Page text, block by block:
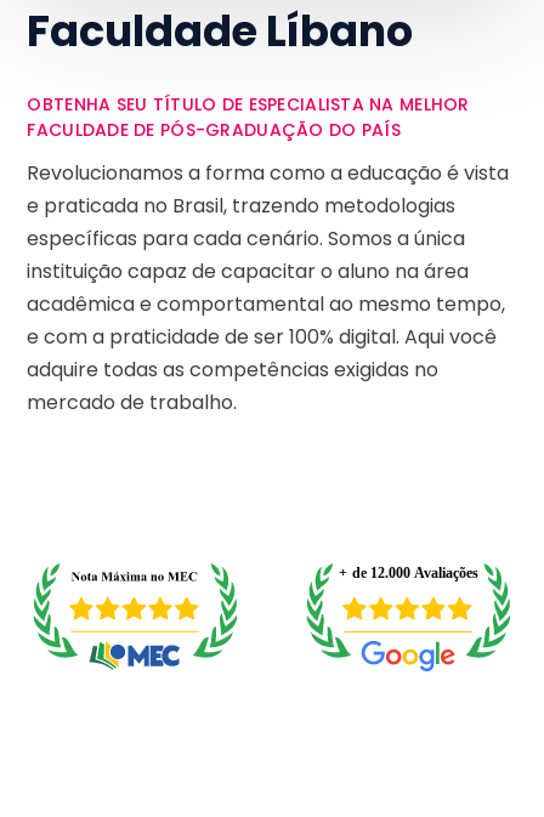
Faculdade Líbano
OBTENHA SEU TÍTULO DE ESPECIALISTA NA MELHOR
FACULDADE DE PÓS-GRADUAÇÃO DO PAÍS
Revolucionamos a forma como a educação é vista
e praticada no Brasil, trazendo metodologias
específicas para cada cenário. Somos a única
instituição capaz de capacitar o aluno na área
acadêmica e comportamental ao mesmo tempo,
e com a praticidade de ser 100% digital. Aqui você
adquire todas as competências exigidas no
mercado de trabalho.